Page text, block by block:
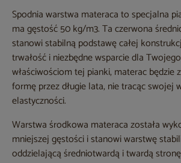
Spodnia warstwa materaca to specjalna
ma gęstość 50 kg/m3. Ta czerwona
stanowi stabilną podstawę całej
trwałość i niezbędne wsparcie dla
właściwościom tej pianki, materac będzie
formę przez długie lata, nie tracąc swojej
elastyczności.
Warstwa środkowa materaca została
mniejszej gęstości i stanowi warstwę
oddzielającą średniotwardą i twardą